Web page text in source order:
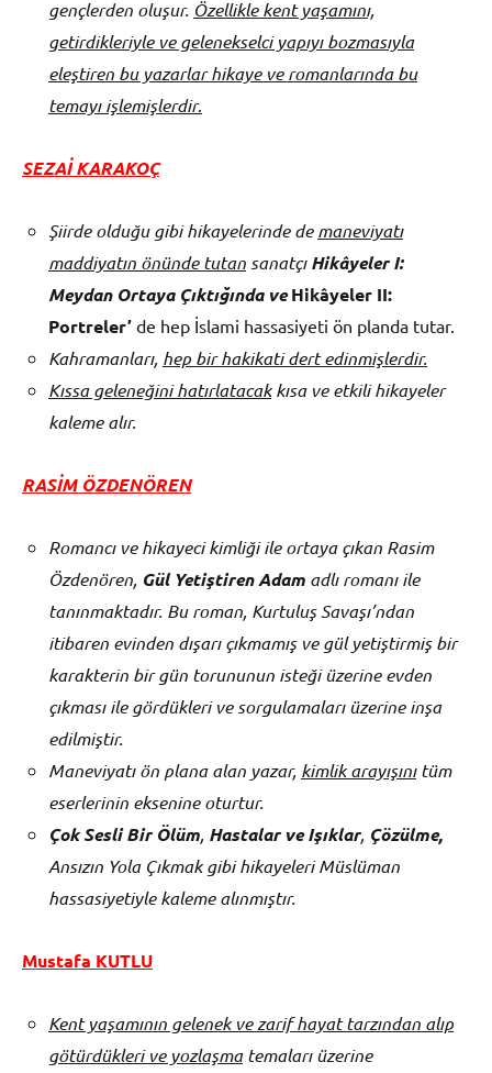
gençlerden oluşur. Özellikle kent yaşamını,
getirdikleriyle ve gelenekselci yapıyı bozmasıyla
eleştiren bu yazarlar hikaye ve romanlarında bu
temayı işlemişlerdir.
SEZAİ KARAKOÇ
Şiirde olduğu gibi hikayelerinde demaneviyatı
maddiyatın önünde tutan sanatçıHikâyeler I:
Meydan Ortaya Çıktığında veHikâyeler II:
Portreler’ de hep İslami hassasiyeti ön planda tutar.
Kahramanları, hep bir hakikati dert edinmişlerdir.
Kıssa geleneğini hatırlatacakkısa ve etkili hikayeler
kaleme alır.
RASİM ÖZDENÖREN
Romancı ve hikayeci kimliği ile ortaya çıkan Rasim
Özdenören, Gül Yetiştiren Adam adlı romanı ile
tanınmaktadır. Bu roman, Kurtuluş Savaşı’ndan
itibaren evinden dışarı çıkmamış ve gül yetiştirmiş bir
karakterin bir gün torununun isteği üzerine evden
çıkması ile gördükleri ve sorgulamaları üzerine inşa
edilmiştir.
Maneviyatı ön plana alan yazar, kimlik arayışınıtüm
eserlerinin eksenine oturtur.
Çok Sesli Bir Ölüm, Hastalar ve Işıklar, Çözülme,
Ansızın Yola Çıkmak gibi hikayeleri Müslüman
hassasiyetiyle kaleme alınmıştır.
Mustafa KUTLU
Kent yaşamının gelenek ve zarif hayat tarzından alıp
götürdükleri ve yozlaşmatemaları üzerine